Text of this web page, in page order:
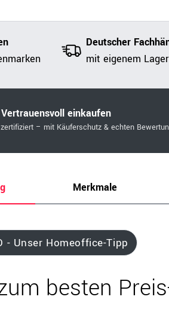
Deutscher
mit eigenem Lager
Vertrauensvoll einkaufen
– mit Käuferschutz & echten
Merkmale
- Unser Homeoffice-Tipp
besten